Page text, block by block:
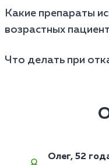
строго
на государственный
Какие препараты
возрастных
сосудистые
Что делать при
алгоритмы
Олег, 52